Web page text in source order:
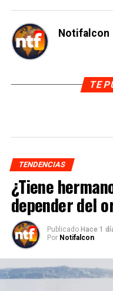
Notifalcon
TE
TENDENCIAS
¿Tiene
depender del
Publicado Hace 1
Por Notifalcon